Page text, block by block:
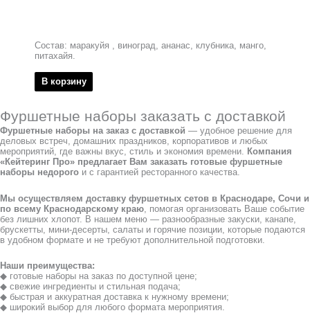
Состав: маракуйя , виноград, ананас, клубника, манго,
питахайя.
В корзину
Фуршетные наборы заказать с доставкой
Фуршетные наборы на заказ с доставкой — удобное решение для
деловых встреч, домашних праздников, корпоративов и любых
мероприятий, где важны вкус, стиль и экономия времени. Компания
«Кейтеринг Про» предлагает Вам заказать готовые фуршетные
наборы недорого и с гарантией ресторанного качества.
Мы осуществляем доставку фуршетных сетов в Краснодаре, Сочи и
по всему Краснодарскому краю , помогая организовать Ваше событие
без лишних хлопот. В нашем меню — разнообразные закуски, канапе,
брускетты, мини-десерты, салаты и горячие позиции, которые подаются
в удобном формате и не требуют дополнительной подготовки.
Наши преимущества:
◆ готовые наборы на заказ по доступной цене;
◆ свежие ингредиенты и стильная подача;
◆ быстрая и аккуратная доставка к нужному времени;
◆ широкий выбор для любого формата мероприятия.